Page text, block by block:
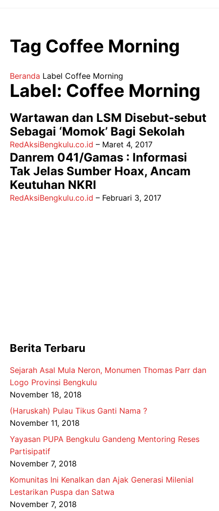
Tag Coffee Morning
Beranda Label Coffee Morning
Label: Coffee Morning
Wartawan dan LSM Disebut-sebut
Sebagai ‘Momok’ Bagi Sekolah
RedAksiBengkulu.co.id – Maret 4, 2017
Danrem 041/Gamas : Informasi
Tak Jelas Sumber Hoax, Ancam
Keutuhan NKRI
RedAksiBengkulu.co.id – Februari 3, 2017
Berita Terbaru
Sejarah Asal Mula Neron, Monumen Thomas Parr dan
Logo Provinsi Bengkulu
November 18, 2018
(Haruskah) Pulau Tikus Ganti Nama ?
November 11, 2018
Yayasan PUPA Bengkulu Gandeng Mentoring Reses
Partisipatif
November 7, 2018
Komunitas Ini Kenalkan dan Ajak Generasi Milenial
Lestarikan Puspa dan Satwa
November 7, 2018